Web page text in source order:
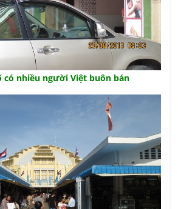
có nhiều người Việt buôn bán